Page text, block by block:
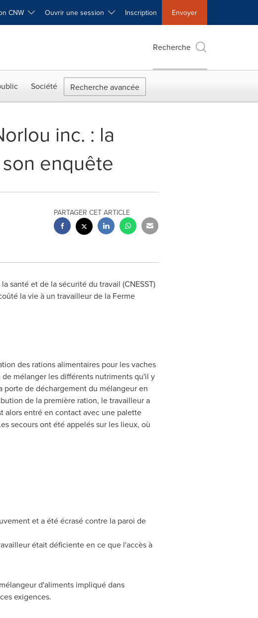
CNW Ouvrir une session Inscription Envoyer
Recherche
Société Recherche avancée
inc. : la
enquête
PARTAGER CET ARTICLE
santé et de la sécurité du travail (CNESST)
la vie à un travailleur de la Ferme
des rations alimentaires pour les vaches
mélanger les différents nutriments qu'il y
porte de déchargement du mélangeur en
de la première ration, le travailleur a
alors entré en contact avec une palette
secours ont été appelés sur les lieux, où
et a été écrasé contre la paroi de
était déficiente en ce que l'accès à
d'aliments impliqué dans
exigences.